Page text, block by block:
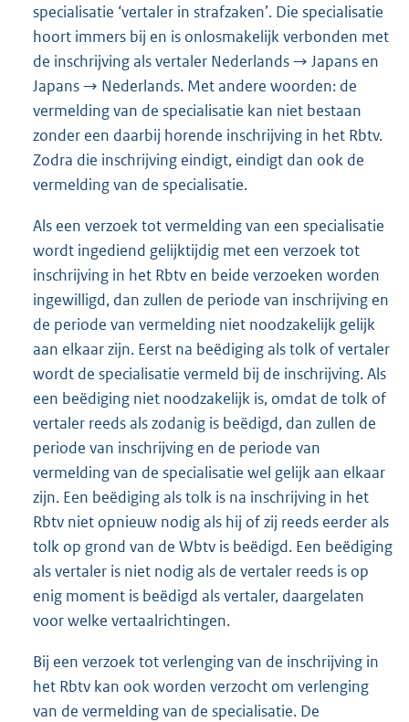
specialisatie ‘vertaler in strafzaken’. Die specialisatie
hoort immers bij en is onlosmakelijk verbonden met
de inschrijving als vertaler Nederlands → Japans en
Japans → Nederlands. Met andere woorden: de
vermelding van de specialisatie kan niet bestaan
zonder een daarbij horende inschrijving in het Rbtv.
Zodra die inschrijving eindigt, eindigt dan ook de
vermelding van de specialisatie.
Als een verzoek tot vermelding van een specialisatie
wordt ingediend gelijktijdig met een verzoek tot
inschrijving in het Rbtv en beide verzoeken worden
ingewilligd, dan zullen de periode van inschrijving en
de periode van vermelding niet noodzakelijk gelijk
aan elkaar zijn. Eerst na beëdiging als tolk of vertaler
wordt de specialisatie vermeld bij de inschrijving. Als
een beëdiging niet noodzakelijk is, omdat de tolk of
vertaler reeds als zodanig is beëdigd, dan zullen de
periode van inschrijving en de periode van
vermelding van de specialisatie wel gelijk aan elkaar
zijn. Een beëdiging als tolk is na inschrijving in het
Rbtv niet opnieuw nodig als hij of zij reeds eerder als
tolk op grond van de Wbtv is beëdigd. Een beëdiging
als vertaler is niet nodig als de vertaler reeds is op
enig moment is beëdigd als vertaler, daargelaten
voor welke vertaalrichtingen.
Bij een verzoek tot verlenging van de inschrijving in
het Rbtv kan ook worden verzocht om verlenging
van de vermelding van de specialisatie. De